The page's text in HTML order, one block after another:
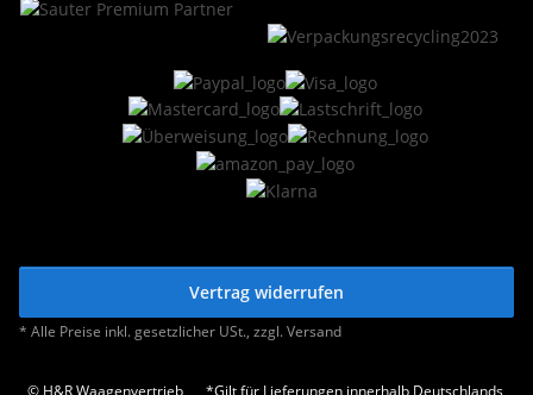
Vertrag widerrufen
* Alle Preise inkl. gesetzlicher USt., zzgl.Versand
© H&R Waagenvertrieb *Gilt für Lieferungen innerhalb Deutschlands,